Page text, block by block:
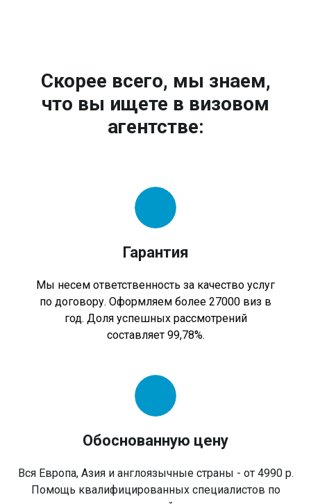
Скорее всего, мы знаем,
что вы ищете в визовом
агентстве:
Гарантия
Мы несем ответственность за качество услуг
по договору. Оформляем более 27000 виз в
год. Доля успешных рассмотрений
составляет 99,78%.
Обоснованную цену
Вся Европа, Азия и англоязычные страны - от 4990 р.
Помощь квалифицированных специалистов по